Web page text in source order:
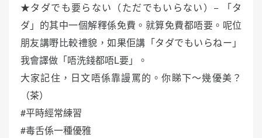
★タダでも要らない（ただでもいらない）− 「タ
ダ」的其中一個解釋係免費。就算免費都唔要。呢位
朋友講嘢比較禮貌，如果佢講「タダでもいらねー」
我會譯做「唔洗錢都唔L要」。
大家記住，日文唔係靠謾罵的。你睇下～幾優美？
（茶）
#平時經常練習
#毒舌係一種優雅